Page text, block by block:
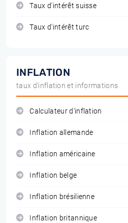
Taux d'intérêt suisse
Taux d'intérêt turc
INFLATION
taux d'inflation et informations
Calculateur d'inflation
Inflation allemande
Inflation américaine
Inflation belge
Inflation brésilienne
Inflation britannique